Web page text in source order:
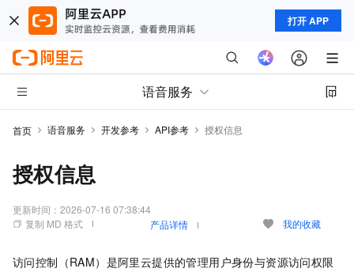
打开 APP
语音服务
首页 语音服务 开发参考 API参考 授权信息
授权信息
更新时间： 2026-07-16 07:38:44
复制 MD 格式
产品详情 我的收藏
访问控制（RAM）是阿里云提供的管理用户身份与资源访问权限